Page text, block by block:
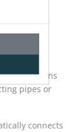
options
pipes or
connects